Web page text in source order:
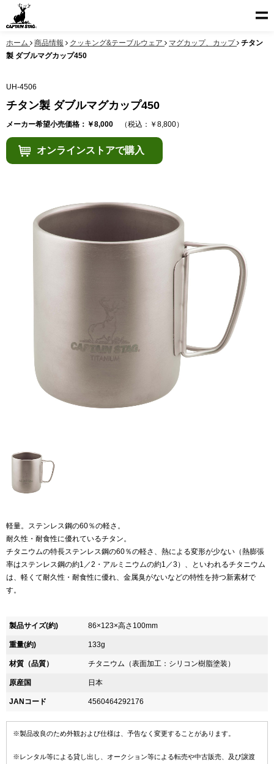
ホーム 商品情報 クッキング&テーブルウェア マグカップ、カップ
チタン
製 ダブルマグカップ450
UH-4506
チタン製 ダブルマグカップ450
メーカー希望小売価格：￥8,000 （税込：￥8,800）
オンラインストアで購入
軽量。ステンレス鋼の60％の軽さ。
耐久性・耐食性に優れているチタン。
チタニウムの特長ステンレス鋼の60％の軽さ、熱による変形が少ない（熱膨張
率はステンレス鋼の約1／2・アルミニウムの約1／3）、といわれるチタニウム
は、軽くて耐久性・耐食性に優れ、金属臭がないなどの特性を持つ新素材で
す。
製品サイズ(約) 86×123×高さ100mm
重量(約) 133g
材質（品質） チタニウム（表面加工：シリコン樹脂塗装）
原産国 日本
JANコード 4560464292176
※製品改良のため外観および仕様は、予告なく変更することがあります。
※レンタル等による貸し出し、オークション等による転売や中古販売、及び譲渡